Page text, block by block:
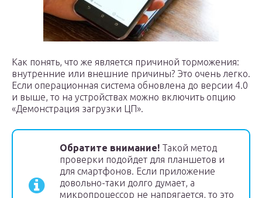
Как понять, что же является причиной торможения:
внутренние или внешние причины? Это очень легко.
Если операционная система обновлена до версии 4.0
и выше, то на устройствах можно включить опцию
«Демонстрация загрузки ЦП».
Обратите внимание! Такой метод
проверки подойдет для планшетов и
для смартфонов. Если приложение
довольно-таки долго думает, а
микропроцессор не напрягается, то это